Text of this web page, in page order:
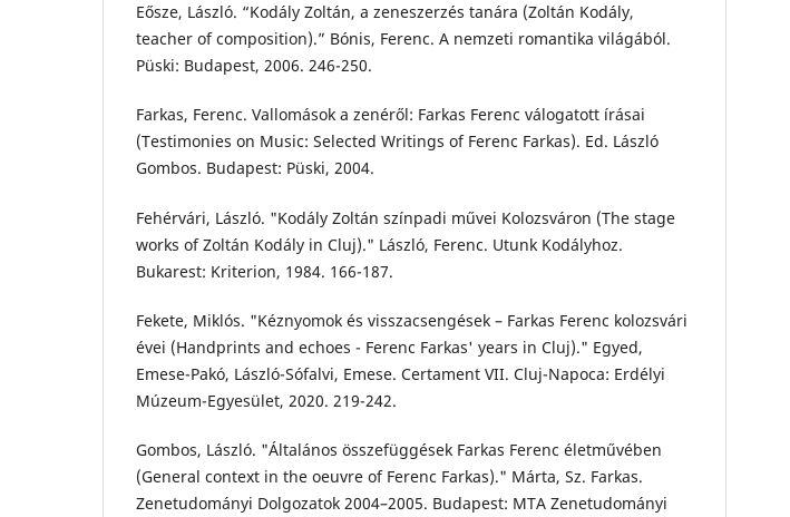
Eősze, László. “Kodály Zoltán, a zeneszerzés tanára (Zoltán Kodály,
teacher of composition).” Bónis, Ferenc. A nemzeti romantika világából.
Püski: Budapest, 2006. 246-250.
Farkas, Ferenc. Vallomások a zenéről: Farkas Ferenc válogatott írásai
(Testimonies on Music: Selected Writings of Ferenc Farkas). Ed. László
Gombos. Budapest: Püski, 2004.
Fehérvári, László. "Kodály Zoltán színpadi művei Kolozsváron (The stage
works of Zoltán Kodály in Cluj)." László, Ferenc. Utunk Kodályhoz.
Bukarest: Kriterion, 1984. 166-187.
Fekete, Miklós. "Kéznyomok és visszacsengések – Farkas Ferenc kolozsvári
évei (Handprints and echoes - Ferenc Farkas' years in Cluj)." Egyed,
Emese-Pakó, László-Sófalvi, Emese. Certament VII. Cluj-Napoca: Erdélyi
Múzeum-Egyesület, 2020. 219-242.
Gombos, László. "Általános összefüggések Farkas Ferenc életművében
(General context in the oeuvre of Ferenc Farkas)." Márta, Sz. Farkas.
Zenetudományi Dolgozatok 2004–2005. Budapest: MTA Zenetudományi